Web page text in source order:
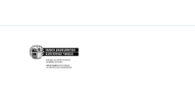
Eusko
Jaurlaritza